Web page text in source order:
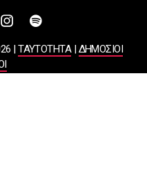
|ΤΑΥΤΟΤΗΤΑ|ΔΗΜΟΣΙΟΙ